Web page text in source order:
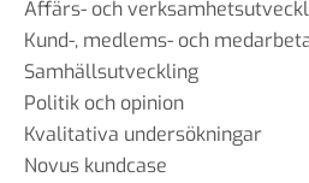
Affärs- och
Kund-, medlems- och
Samhällsutveckling
Politik och opinion
Kvalitativa undersökningar
Novus kundcase